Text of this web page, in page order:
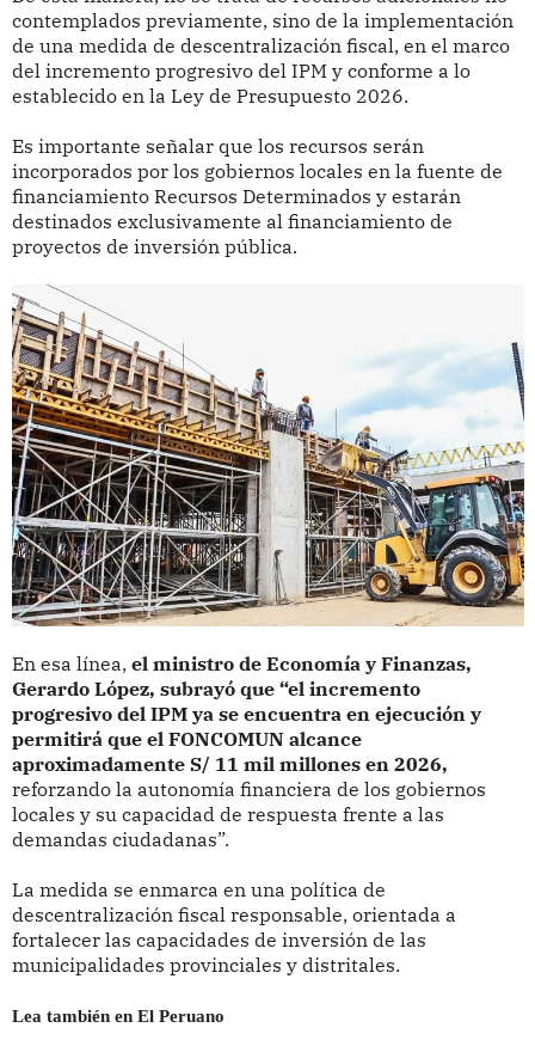
contemplados previamente, sino de la implementación
de una medida de descentralización fiscal, en el marco
del incremento progresivo del IPM y conforme a lo
establecido en la Ley de Presupuesto 2026.
Es importante señalar que los recursos serán
incorporados por los gobiernos locales en la fuente de
financiamiento Recursos Determinados y estarán
destinados exclusivamente al financiamiento de
proyectos de inversión pública.
En esa línea, el ministro de Economía y Finanzas,
Gerardo López, subrayó que “el incremento
progresivo del IPM ya se encuentra en ejecución y
permitirá que el FONCOMUN alcance
aproximadamente S/ 11 mil millones en 2026,
reforzando la autonomía financiera de los gobiernos
locales y su capacidad de respuesta frente a las
demandas ciudadanas”.
La medida se enmarca en una política de
descentralización fiscal responsable, orientada a
fortalecer las capacidades de inversión de las
municipalidades provinciales y distritales.
Lea también en El Peruano